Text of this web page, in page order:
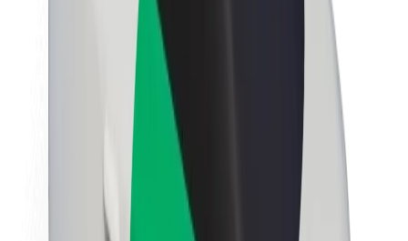
Kuhusu Bolt
Uendelevu katika Bolt
Mpango wa Project Zero
Chumba cha Habari
Miongozo ya chapa
Dhamira